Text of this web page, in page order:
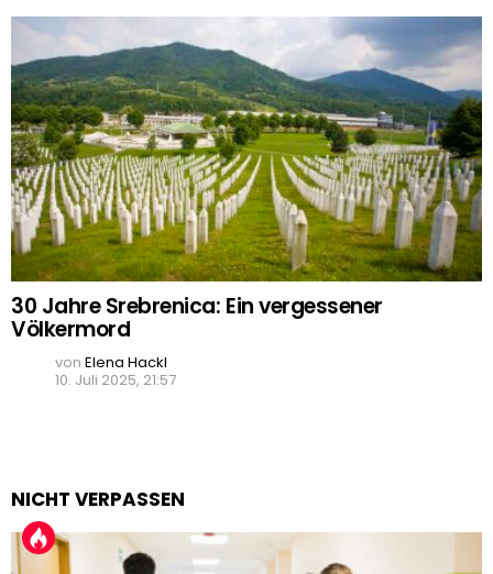
30 Jahre Srebrenica: Ein vergessener
Völkermord
von Elena Hackl
10. Juli 2025, 21:57
NICHT VERPASSEN